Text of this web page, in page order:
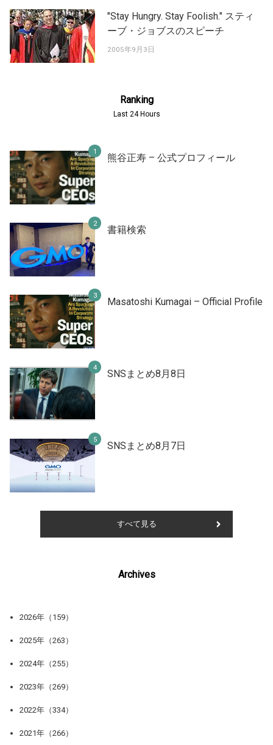
"Stay Hungry. Stay Foolish." スティ
ーブ・ジョブスのスピーチ
2005年9月3日
Ranking
Last 24 Hours
熊谷正寿 – 公式プロフィール
書籍検索
Masatoshi Kumagai – Official Profile
SNSまとめ8月8日
SNSまとめ8月7日
すべて見る
Archives
2026年（159）
2025年（263）
2024年（255）
2023年（269）
2022年（334）
2021年（266）